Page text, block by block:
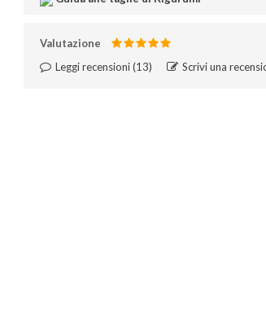
Valutazione
Leggi recensioni (13)‎ Scrivi una